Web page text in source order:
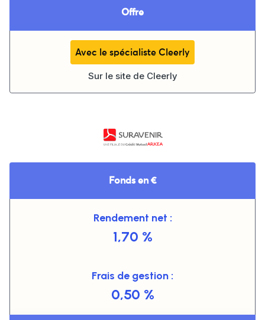
Offre
Avec le spécialiste Cleerly
Sur le site de Cleerly
Fonds en €
Rendement net :
1,70 %
Frais de gestion :
0,50 %